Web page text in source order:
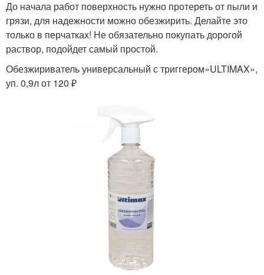
До начала работ поверхность нужно протереть от пыли и
грязи, для надежности можно обезжирить. Делайте это
только в перчатках! Не обязательно покупать дорогой
раствор, подойдет самый простой.
Обезжириватель универсальный с триггером»ULTIMAX»,
уп. 0,9л от 120 ₽